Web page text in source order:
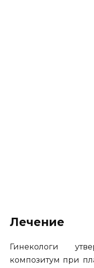
Лечение
Гинекологи
композитум при